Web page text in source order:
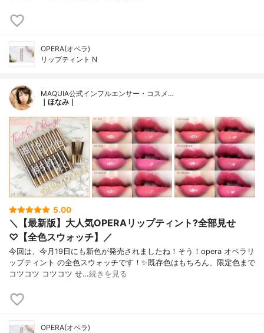
OPERA(オペラ)
リップティント N
MAQUIA公式インフルエンサー・コスメ…
｜ほなみ｜
5.00
＼【最新版】大人気OPERAリップティント?全部見せ
♡【全色スウォッチ】／
今回は、今月19日にも新色が発売されましたね！そう！opera オペラリ
ップティント の全色スウォッチです！✨既存色はもちろん、限定色まで
コツコツ コツコツ せ…続きを見る
OPERA(オペラ)